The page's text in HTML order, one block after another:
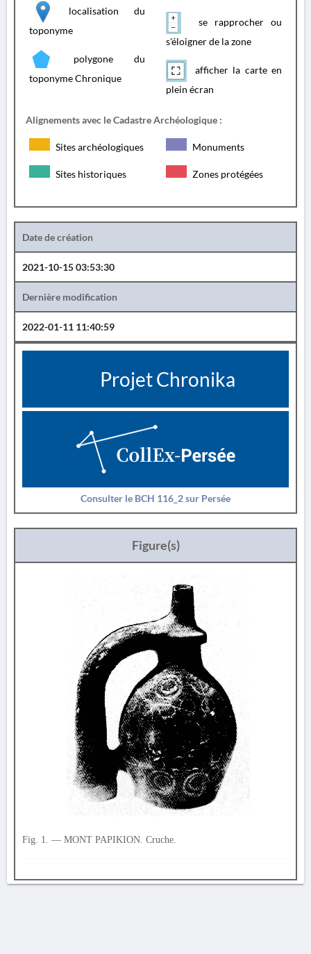
localisation du
toponyme
polygone du
toponyme Chronique
se rapprocher ou
s'éloigner de la zone
afficher la carte en
plein écran
Alignements avec le Cadastre Archéologique :
Sites archéologiques Monuments
Sites historiques Zones protégées
Date de création
2021-10-15 03:53:30
Dernière modification
2022-01-11 11:40:59
Projet Chronika
Consulter le BCH 116_2 sur Persée
Figure(s)
Fig. 1. — MONT PAPIKION. Cruche.